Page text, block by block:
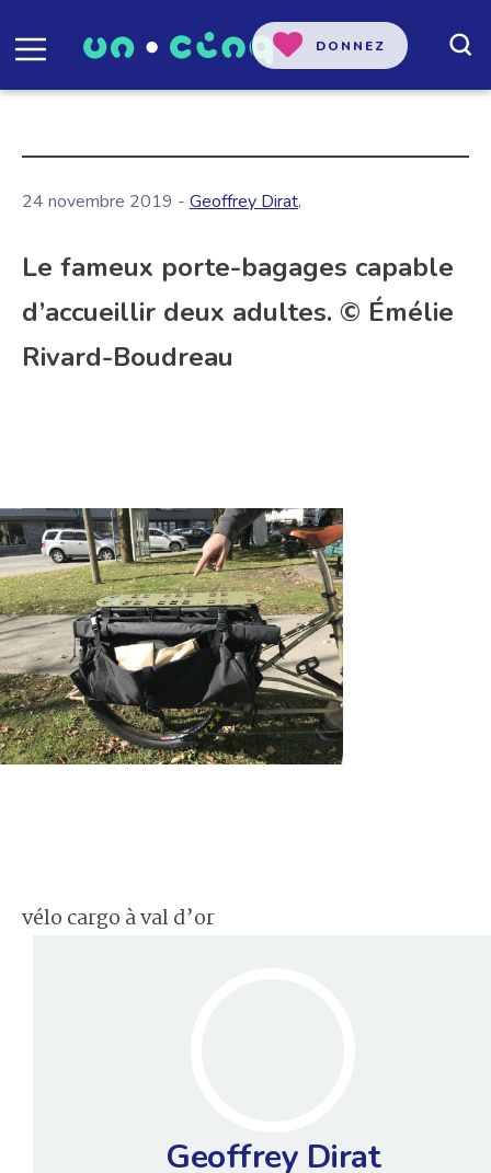
DONNEZ
24 novembre 2019 - Geoffrey Dirat,
Le fameux porte-bagages capable
d’accueillir deux adultes. © Émélie
Rivard-Boudreau
vélo cargo à val d’or
Geoffrey Dirat